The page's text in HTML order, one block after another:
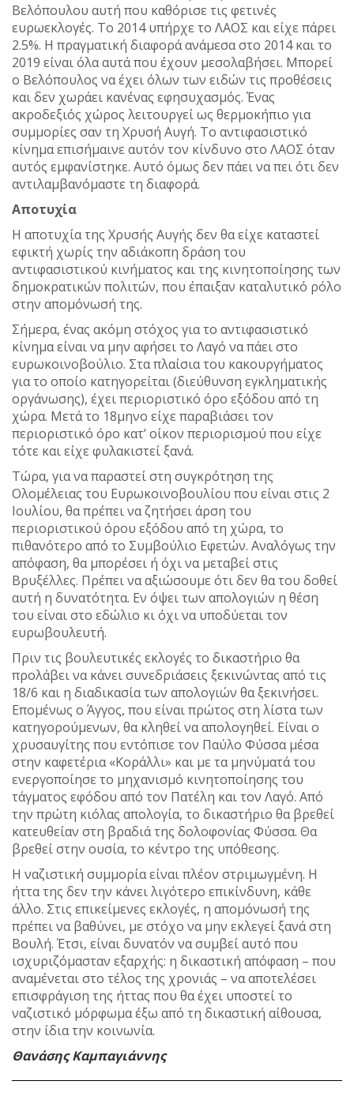
Βελόπουλου αυτή που καθόρισε τις φετινές
ευρωεκλογές. Το 2014 υπήρχε το ΛΑΟΣ και είχε πάρει
2.5%. Η πραγματική διαφορά ανάμεσα στο 2014 και το
2019 είναι όλα αυτά που έχουν μεσολαβήσει. Μπορεί
ο Βελόπουλος να έχει όλων των ειδών τις προθέσεις
και δεν χωράει κανένας εφησυχασμός. Ένας
ακροδεξιός χώρος λειτουργεί ως θερμοκήπιο για
συμμορίες σαν τη Χρυσή Αυγή. Το αντιφασιστικό
κίνημα επισήμαινε αυτόν τον κίνδυνο στο ΛΑΟΣ όταν
αυτός εμφανίστηκε. Αυτό όμως δεν πάει να πει ότι δεν
αντιλαμβανόμαστε τη διαφορά.
Αποτυχία
Η αποτυχία της Χρυσής Αυγής δεν θα είχε καταστεί
εφικτή χωρίς την αδιάκοπη δράση του
αντιφασιστικού κινήματος και της κινητοποίησης των
δημοκρατικών πολιτών, που έπαιξαν καταλυτικό ρόλο
στην απομόνωσή της.
Σήμερα, ένας ακόμη στόχος για το αντιφασιστικό
κίνημα είναι να μην αφήσει το Λαγό να πάει στο
ευρωκοινοβούλιο. Στα πλαίσια του κακουργήματος
για το οποίο κατηγορείται (διεύθυνση εγκληματικής
οργάνωσης), έχει περιοριστικό όρο εξόδου από τη
χώρα. Μετά το 18μηνο είχε παραβιάσει τον
περιοριστικό όρο κατ’ οίκον περιορισμού που είχε
τότε και είχε φυλακιστεί ξανά.
Τώρα, για να παραστεί στη συγκρότηση της
Ολομέλειας του Ευρωκοινοβουλίου που είναι στις 2
Ιουλίου, θα πρέπει να ζητήσει άρση του
περιοριστικού όρου εξόδου από τη χώρα, το
πιθανότερο από το Συμβούλιο Εφετών. Αναλόγως την
απόφαση, θα μπορέσει ή όχι να μεταβεί στις
Βρυξέλλες. Πρέπει να αξιώσουμε ότι δεν θα του δοθεί
αυτή η δυνατότητα. Εν όψει των απολογιών η θέση
του είναι στο εδώλιο κι όχι να υποδύεται τον
ευρωβουλευτή.
Πριν τις βουλευτικές εκλογές το δικαστήριο θα
προλάβει να κάνει συνεδριάσεις ξεκινώντας από τις
18/6 και η διαδικασία των απολογιών θα ξεκινήσει.
Επομένως ο Άγγος, που είναι πρώτος στη λίστα των
κατηγορούμενων, θα κληθεί να απολογηθεί. Είναι ο
χρυσαυγίτης που εντόπισε τον Παύλο Φύσσα μέσα
στην καφετέρια «Κοράλλι» και με τα μηνύματά του
ενεργοποίησε το μηχανισμό κινητοποίησης του
τάγματος εφόδου από τον Πατέλη και τον Λαγό. Από
την πρώτη κιόλας απολογία, το δικαστήριο θα βρεθεί
κατευθείαν στη βραδιά της δολοφονίας Φύσσα. Θα
βρεθεί στην ουσία, το κέντρο της υπόθεσης.
Η ναζιστική συμμορία είναι πλέον στριμωγμένη. Η
ήττα της δεν την κάνει λιγότερο επικίνδυνη, κάθε
άλλο. Στις επικείμενες εκλογές, η απομόνωσή της
πρέπει να βαθύνει, με στόχο να μην εκλεγεί ξανά στη
Βουλή. Έτσι, είναι δυνατόν να συμβεί αυτό που
ισχυριζόμασταν εξαρχής: η δικαστική απόφαση – που
αναμένεται στο τέλος της χρονιάς – να αποτελέσει
επισφράγιση της ήττας που θα έχει υποστεί το
ναζιστικό μόρφωμα έξω από τη δικαστική αίθουσα,
στην ίδια την κοινωνία.
Θανάσης Καμπαγιάννης